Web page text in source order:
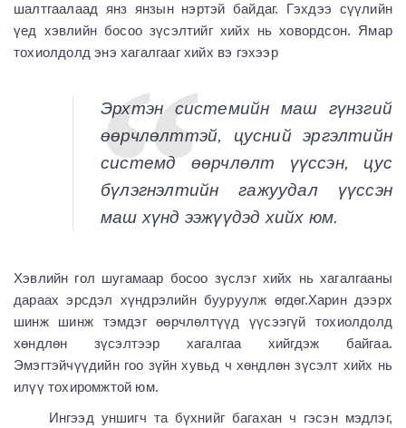
шалтгаалаад янз янзын нэртэй байдаг. Гэхдээ сүүлийн
үед хэвлийн босоо зүсэлтийг хийх нь ховордсон. Ямар
тохиолдолд энэ хагалгааг хийх вэ гэхээр
Эрхтэн системийн маш гүнзгий
өөрчлөлттэй, цусний эргэлтийн
системд өөрчлөлт үүссэн, цус
бүлэгнэлтийн гажуудал үүссэн
маш хүнд ээжүүдэд хийх юм.
Хэвлийн гол шугамаар босоо зүслэг хийх нь хагалгааны
дараах эрсдэл хүндрэлийн бууруулж өгдөг.Харин дээрх
шинж шинж тэмдэг өөрчлөлтүүд үүсээгүй тохиолдолд
хөндлөн зүсэлтээр хагалгаа хийгдэж байгаа.
Эмэгтэйчүүдийн гоо зүйн хувьд ч хөндлөн зүсэлт хийх нь
илүү тохиромжтой юм.
Ингээд уншигч та бүхнийг багахан ч гэсэн мэдлэг,